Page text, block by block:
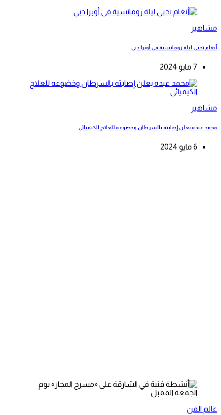
مشاهير
أنغام تحيي ليلة رومانسية فى أوبرا دبي
7 مايو 2024
مشاهير
محمد عبده يعلن إصابته بالسرطان وخضوعه للعلاج الكيميائي
6 مايو 2024
عالم الفن